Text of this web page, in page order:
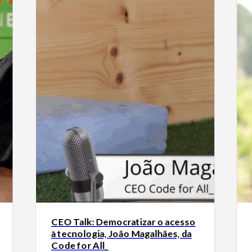
CEO Talk: Democratizar o acesso
à tecnologia, João Magalhães, da
Code for All_